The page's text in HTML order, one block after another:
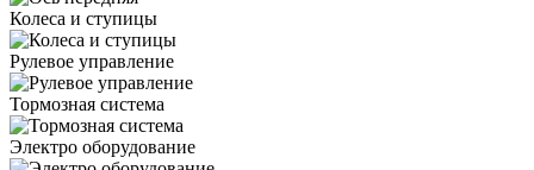
Колеса и ступицы
Рулевое управление
Тормозная система
Электро оборудование